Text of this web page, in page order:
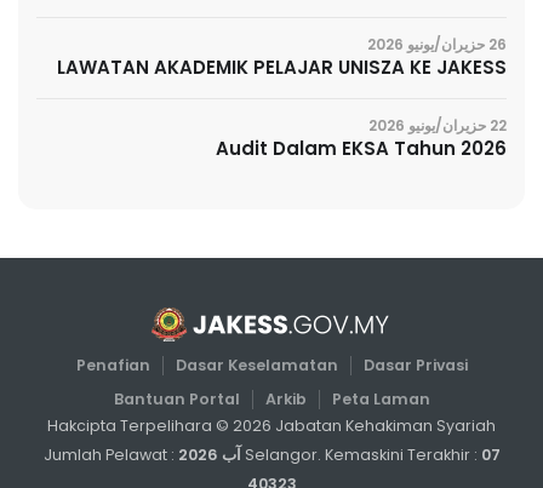
26 حزيران/يونيو 2026
LAWATAN AKADEMIK PELAJAR UNISZA KE JAKESS
22 حزيران/يونيو 2026
Audit Dalam EKSA Tahun 2026
Dasar Privasi
Dasar Keselamatan
Penafian
Peta Laman
Arkib
Bantuan Portal
Hakcipta Terpelihara © 2026 Jabatan Kehakiman Syariah
Selangor. Kemaskini Terakhir : 07 آب 2026
40323